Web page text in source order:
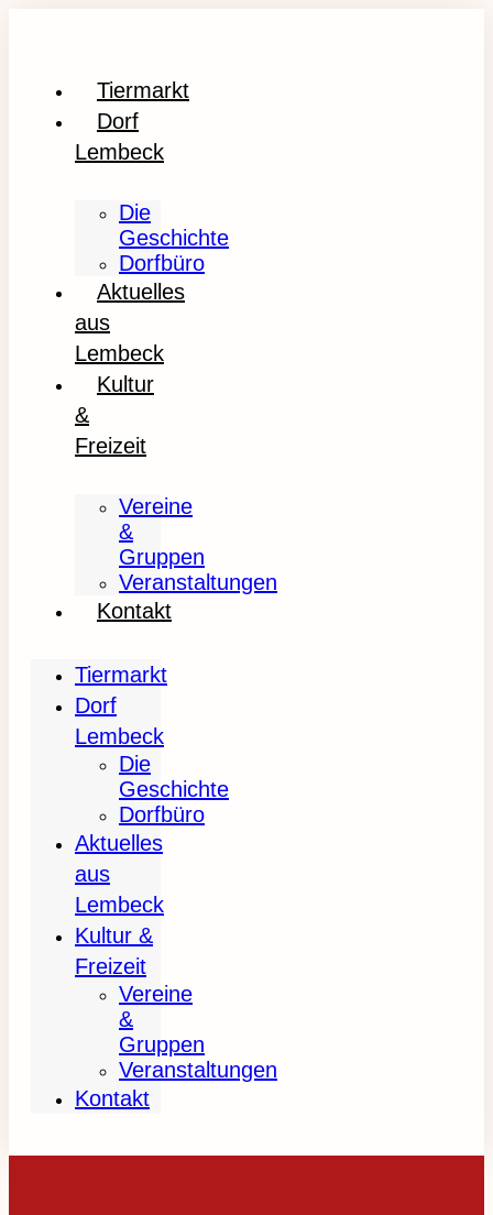
Tiermarkt
Dorf
Lembeck
Die
Geschichte
Dorfbüro
Aktuelles
aus
Lembeck
Kultur
&
Freizeit
Vereine
&
Gruppen
Veranstaltungen
Kontakt
Tiermarkt
Dorf
Lembeck
Die
Geschichte
Dorfbüro
Aktuelles
aus
Lembeck
Kultur &
Freizeit
Vereine
&
Gruppen
Veranstaltungen
Kontakt